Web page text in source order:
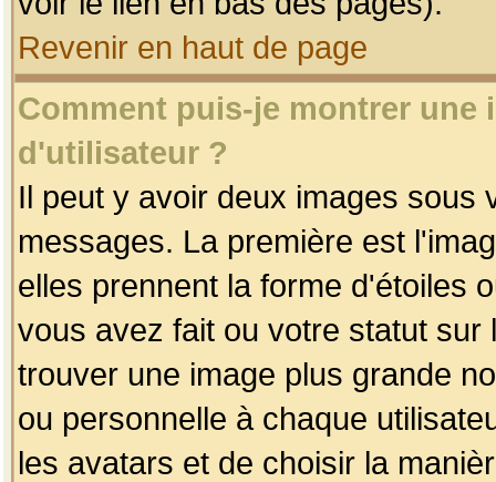
Revenir en haut de page
Comment puis-je montrer une
d'utilisateur ?
Il peut y avoir deux images sous
messages. La première est
elles prennent la forme d'étoiles
vous avez fait ou votre statut
trouver une image plus grande
ou personnelle à chaque
les avatars et de choisir la